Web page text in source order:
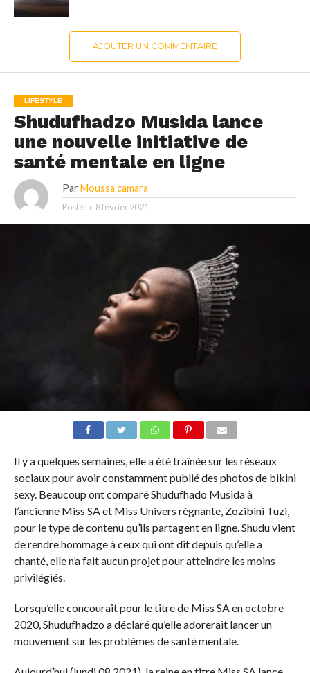
AJOUTER UN COMMENTAIRE
LIFESTYLE
Shudufhadzo Musida lance
une nouvelle initiative de
santé mentale en ligne
Par Moussa camara
Posté Le 8 février 2021
Il y a quelques semaines, elle a été traînée sur les réseaux
sociaux pour avoir constamment publié des photos de bikini
sexy. Beaucoup ont comparé Shudufhado Musida à
l’ancienne Miss SA et Miss Univers régnante, Zozibini Tuzi,
pour le type de contenu qu’ils partagent en ligne. Shudu vient
de rendre hommage à ceux qui ont dit depuis qu’elle a
chanté, elle n’a fait aucun projet pour atteindre les moins
privilégiés.
Lorsqu’elle concourait pour le titre de Miss SA en octobre
2020, Shudufhadzo a déclaré qu’elle adorerait lancer un
mouvement sur les problèmes de santé mentale.